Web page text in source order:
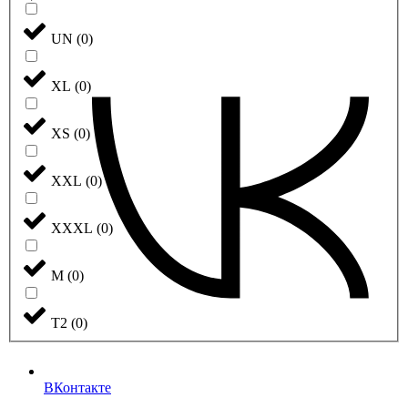
UN (0)
XL (0)
XS (0)
XXL (0)
XXXL (0)
М (0)
Т2 (0)
ВКонтакте